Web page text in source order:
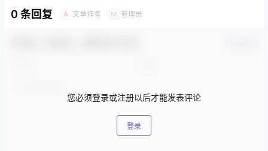
0 条回复 A 文章作者 M 管理员
您必须登录或注册以后才能发表评论
登录